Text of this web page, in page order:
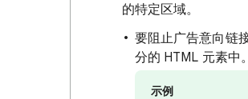
的特定区域。
要阻止广告意向链
分的 HTML 元素中。
示例